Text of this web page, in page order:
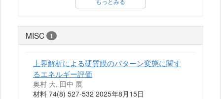
MISC 1
上界解析による硬質膜のパターン変態に関す
るエネルギー評価
奥村 大, 田中 展
材料 74(8) 527-532 2025年8月15日